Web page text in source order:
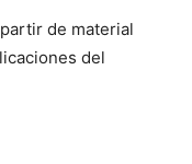
de material
del